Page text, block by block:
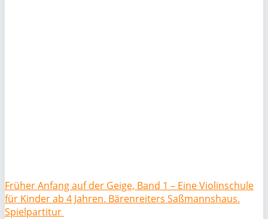
Früher Anfang auf der Geige, Band 1 – Eine Violinschule
für Kinder ab 4 Jahren. Bärenreiters Saßmannshaus.
Spielpartitur